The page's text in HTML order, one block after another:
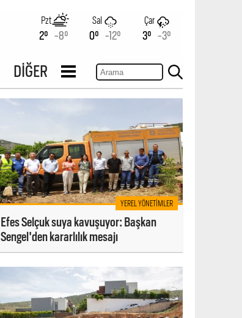
Pzt
2° -8°
Sal
0° -12°
Çar
3° -3°
DİĞER
YEREL YÖNETIMLER
Efes Selçuk suya kavuşuyor: Başkan
Sengel'den kararlılık mesajı